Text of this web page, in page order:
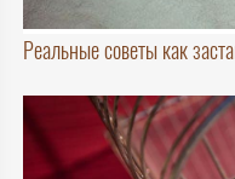
Реальные советы как